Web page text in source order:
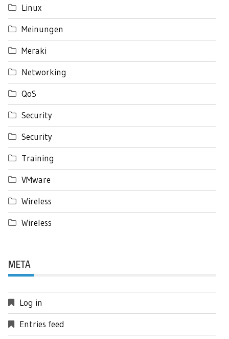
Linux
Meinungen
Meraki
Networking
QoS
Security
Security
Training
VMware
Wireless
Wireless
META
Log in
Entries feed